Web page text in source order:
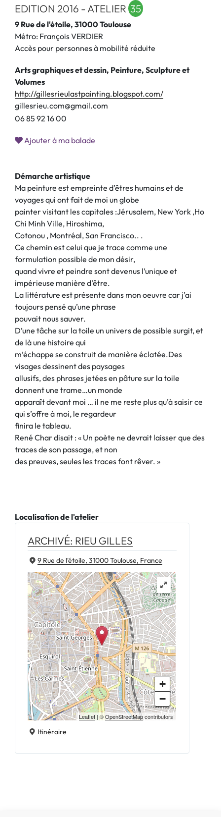
EDITION 2016 - ATELIER 35
9 Rue de l'étoile, 31000 Toulouse
Métro: François VERDIER
Accès pour personnes à mobilité réduite
Arts graphiques et dessin, Peinture, Sculpture et
Volumes
http://gillesrieulastpainting.blogspot.com/
gillesrieu.com@gmail.com
0685 92 1600
Ajouter à ma balade
Démarche artistique
Ma peinture est empreinte d’êtres humains et de
voyages qui ont fait de moi un globe
painter visitant les capitales :Jérusalem, New York ,Ho
Chi Minh Ville, Hiroshima,
Cotonou , Montréal, San Francisco.. .
Ce chemin est celui que je trace comme une
formulation possible de mon désir,
quand vivre et peindre sont devenus l’unique et
impérieuse manière d’être.
La littérature est présente dans mon oeuvre car j’ai
toujours pensé qu’une phrase
pouvait nous sauver.
D’une tâche sur la toile un univers de possible surgit, et
de là une histoire qui
m’échappe se construit de manière éclatée.Des
visages dessinent des paysages
allusifs, des phrases jetées en pâture sur la toile
donnent une trame…un monde
apparaît devant moi … il ne me reste plus qu’à saisir ce
qui s’offre à moi, le regardeur
finira le tableau.
René Char disait : « Un poète ne devrait laisser que des
traces de son passage, et non
des preuves, seules les traces font rêver. »
Localisation de l'atelier
ARCHIVÉ: RIEU GILLES
9 Rue de l'étoile, 31000 Toulouse, France
+
−
Leaflet| ©OpenStreetMapcontributors
Itinéraire